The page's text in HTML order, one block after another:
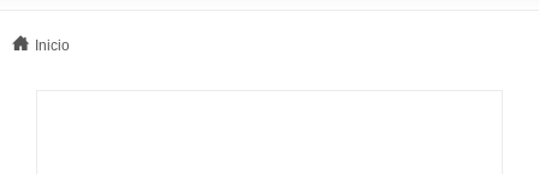
Inicio